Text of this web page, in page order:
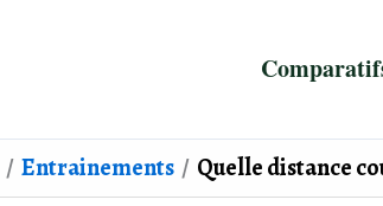
Entrainements Quelle distance